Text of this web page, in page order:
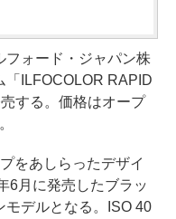
フォード・ジャパン株
「ILFOCOLOR RAPID
する。価格はオープ
をあしらったデザイ
6月に発売したブラッ
モデルとなる。ISO 40